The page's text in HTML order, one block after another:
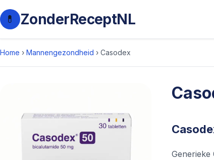
💊 ZonderReceptNL
Home › Mannengezondheid › Casodex
Generieke